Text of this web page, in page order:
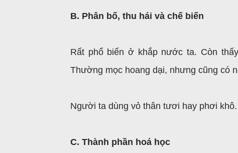
B. Phân bố, thu hái và chế biến
Rất phổ biến ở khắp nước ta. Còn
Thường mọc hoang dại, nhưng cũng có
Người ta dùng vỏ thân tươi hay phơi
C. Thành phần hoá học